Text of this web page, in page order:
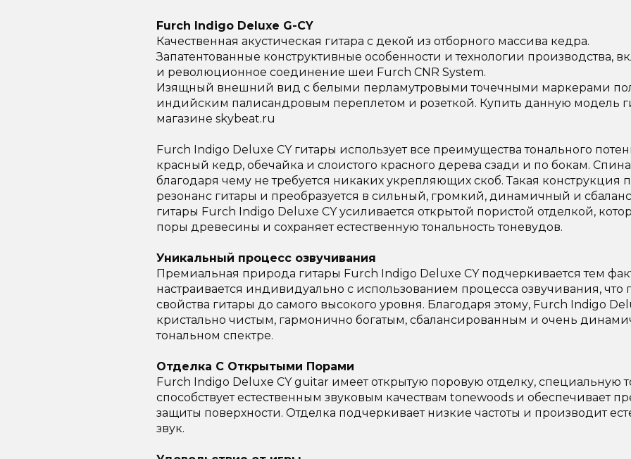
Furch Indigo Deluxe G-CY
Качественная акустическая гитара с декой из отборного массива кедра.
Запатентованные конструктивные особенности и технологии производства,
и революционное соединение шеи Furch CNR System.
Изящный внешний вид с белыми перламутровыми точечными маркерами
индийским палисандровым переплетом и розеткой. Купить данную модель
магазине skybeat.ru
Furch Indigo Deluxe CY гитары использует все преимущества тонального
красный кедр, обечайка и слоистого красного дерева сзади и по бокам.
благодаря чему не требуется никаких укрепляющих скоб. Такая конструкция
резонанс гитары и преобразуется в сильный, громкий, динамичный и
гитары Furch Indigo Deluxe CY усиливается открытой пористой отделкой,
поры древесины и сохраняет естественную тональность тоневудов.
Уникальный процесс озвучивания
Премиальная природа гитары Furch Indigo Deluxe CY подчеркивается тем
настраивается индивидуально с использованием процесса озвучивания, что
свойства гитары до самого высокого уровня. Благодаря этому, Furch Indigo
кристально чистым, гармонично богатым, сбалансированным и очень
тональном спектре.
Отделка С Открытыми Порами
Furch Indigo Deluxe CY guitar имеет открытую поровую отделку, специальную
способствует естественным звуковым качествам tonewoods и обеспечивает
защиты поверхности. Отделка подчеркивает низкие частоты и производит
звук.